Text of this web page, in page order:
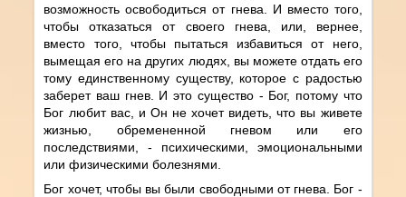
возможность освободиться от гнева. И вместо того,
чтобы отказаться от своего гнева, или, вернее,
вместо того, чтобы пытаться избавиться от него,
вымещая его на других людях, вы можете отдать его
тому единственному существу, которое с радостью
заберет ваш гнев. И это существо - Бог, потому что
Бог любит вас, и Он не хочет видеть, что вы живете
жизнью, обремененной гневом или его
последствиями, - психическими, эмоциональными
или физическими болезнями.
Бог хочет, чтобы вы были свободными от гнева. Бог -